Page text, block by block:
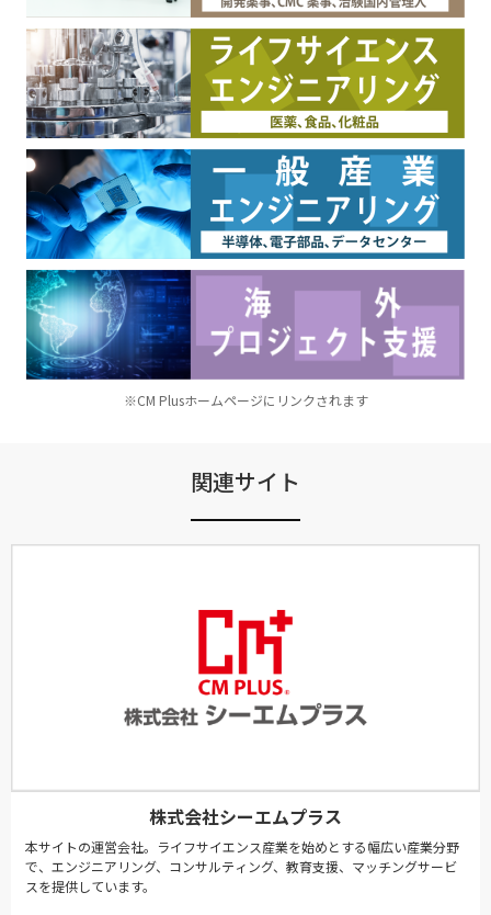
※CM Plusホームページにリンクされます
関連サイト
株式会社シーエムプラス
本サイトの運営会社。ライフサイエンス産業を始めとする幅広い産業分野
で、エンジニアリング、コンサルティング、教育支援、マッチングサービ
スを提供しています。